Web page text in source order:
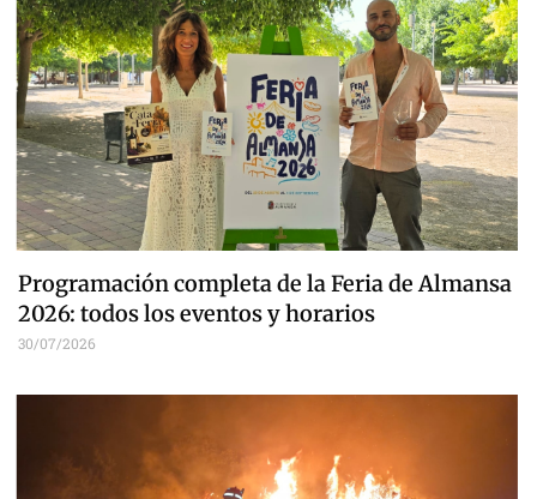
Programación completa de la Feria de Almansa
2026: todos los eventos y horarios
30/07/2026